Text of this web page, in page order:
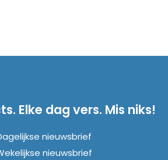
Elke dag vers. Mis niks!
nieuwsbrief
nieuwsbrief